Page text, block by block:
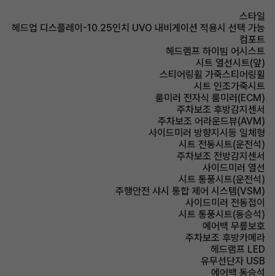
스타일
헤드업 디스플레이-10.25인치 UVO 내비게이션 적용시 선택 가능
컴포트
헤드램프 하이빔 어시스트
시트 열선시트(앞)
스티어링휠 가죽스티어링휠
시트 인조가죽시트
룸미러 전자식 룸미러(ECM)
주차보조 후방감지센서
주차보조 어라운드뷰(AVM)
사이드미러 방향지시등 일체형
시트 전동시트(운전석)
주차보조 전방감지센서
사이드미러 열선
시트 통풍시트(운전석)
주행안전 샤시 통합 제어 시스템(VSM)
사이드미러 전동접이
시트 통풍시트(동승석)
에어백 무릎보호
주차보조 후방카메라
헤드램프 LED
유무선단자 USB
에어백 동승석